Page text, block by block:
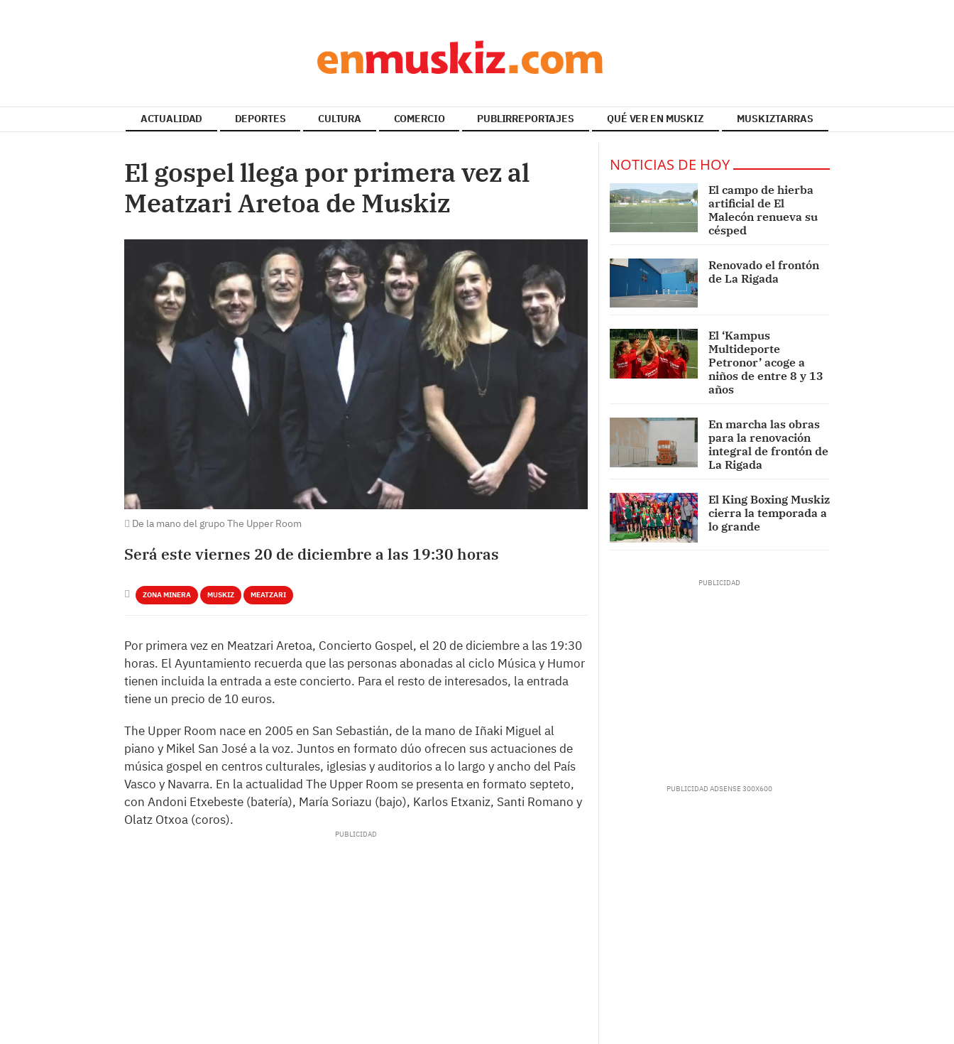
ACTUALIDAD DEPORTES CULTURA COMERCIO PUBLIRREPORTAJES QUÉ VER EN MUSKIZ MUSKIZTARRAS
El gospel llega por primera vez al
Meatzari Aretoa de Muskiz
De la mano del grupo The Upper Room
Será este viernes 20 de diciembre a las 19:30 horas
ZONA MINERA MUSKIZ MEATZARI
Por primera vez en Meatzari Aretoa, Concierto Gospel, el 20 de diciembre a las 19:30
horas. El Ayuntamiento recuerda que las personas abonadas al ciclo Música y Humor
tienen incluida la entrada a este concierto. Para el resto de interesados, la entrada
tiene un precio de 10 euros.
The Upper Room nace en 2005 en San Sebastián, de la mano de Iñaki Miguel al
piano y Mikel San José a la voz. Juntos en formato dúo ofrecen sus actuaciones de
música gospel en centros culturales, iglesias y auditorios a lo largo y ancho del País
Vasco y Navarra. En la actualidad The Upper Room se presenta en formato septeto,
con Andoni Etxebeste (batería), María Soriazu (bajo), Karlos Etxaniz, Santi Romano y
Olatz Otxoa (coros).
NOTICIAS DE HOY
El campo de hierba
artificial de El
Malecón renueva su
césped
Renovado el frontón
de La Rigada
El ‘Kampus
Multideporte
Petronor’ acoge a
niños de entre 8 y 13
años
En marcha las obras
para la renovación
integral de frontón de
La Rigada
El King Boxing Muskiz
cierra la temporada a
lo grande